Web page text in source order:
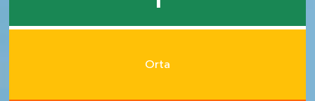
Orta